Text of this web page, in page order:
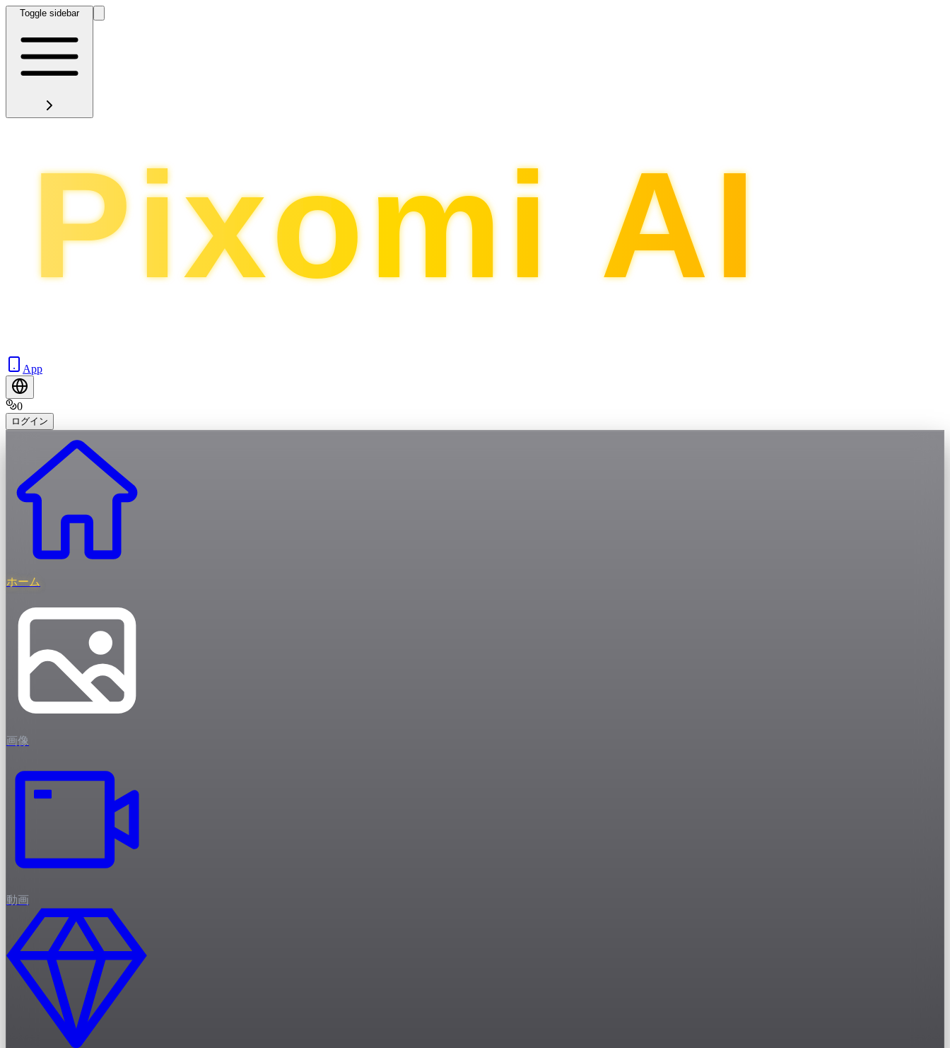
Toggle sidebar
App
0
ログイン
ホーム
画像
動画